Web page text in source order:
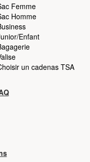
Femme
Homme
Enfant
un cadenas TSA